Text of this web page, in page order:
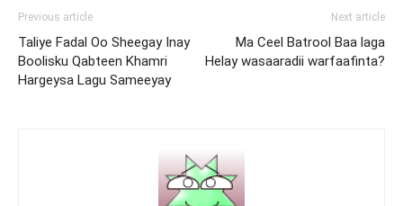
Previous article
Taliye Fadal Oo Sheegay Inay
Boolisku Qabteen Khamri
Hargeysa Lagu Sameeyay
Next article
Ma Ceel Batrool Baa laga
Helay wasaaradii warfaafinta?